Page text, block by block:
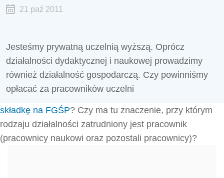
21 paź 2011
Jesteśmy prywatną uczelnią wyższą. Oprócz
działalności dydaktycznej i naukowej prowadzimy
również działalność gospodarczą. Czy powinniśmy
opłacać za pracowników uczelni
składkę na FGŚP? Czy ma tu znaczenie, przy którym
rodzaju działalności zatrudniony jest pracownik
(pracownicy naukowi oraz pozostali pracownicy)?